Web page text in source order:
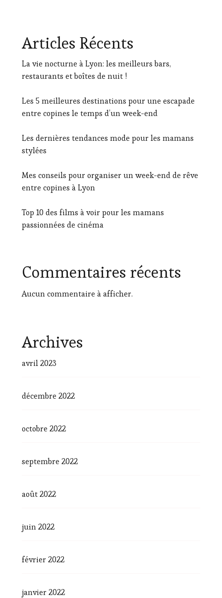
Articles Récents
La vie nocturne à Lyon: les meilleurs bars,
restaurants et boîtes de nuit !
Les 5 meilleures destinations pour une escapade
entre copines le temps d’un week-end
Les dernières tendances mode pour les mamans
stylées
Mes conseils pour organiser un week-end de rêve
entre copines à Lyon
Top 10 des films à voir pour les mamans
passionnées de cinéma
Commentaires récents
Aucun commentaire à afficher.
Archives
avril 2023
décembre 2022
octobre 2022
septembre 2022
août 2022
juin 2022
février 2022
janvier 2022